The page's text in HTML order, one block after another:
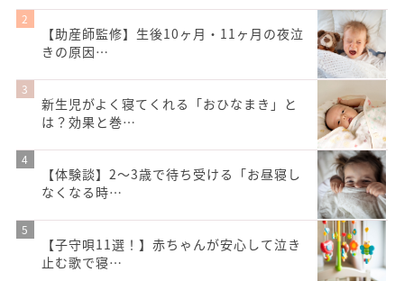
【助産師監修】生後10ヶ月・11ヶ月の夜泣
きの原因…
新生児がよく寝てくれる「おひなまき」と
は？効果と巻…
【体験談】2～3歳で待ち受ける「お昼寝し
なくなる時…
【子守唄11選！】赤ちゃんが安心して泣き
止む歌で寝…